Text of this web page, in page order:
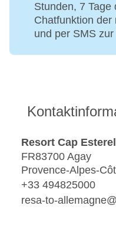
Stunden, 7
Chatfunktion der
und per SMS
Resort Cap Esterel
FR83700 Agay
Provence-Alpes-
+33 494825000
resa-to-